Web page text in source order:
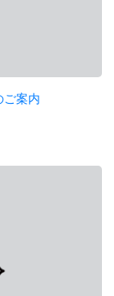
ご案内